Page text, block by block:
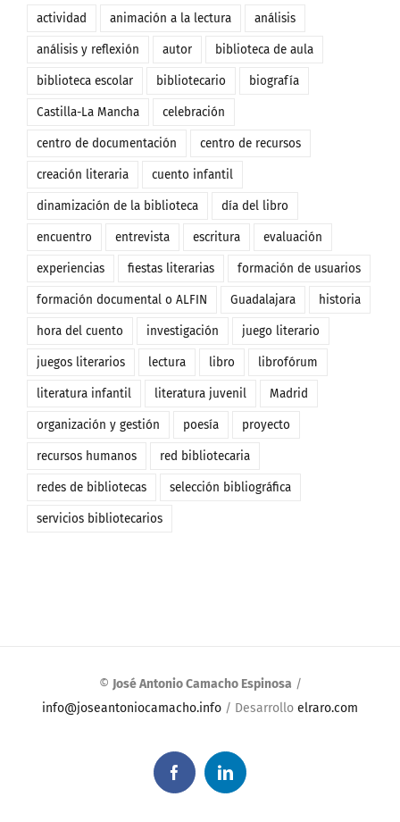
actividad animación a la lectura análisis
análisis y reflexión autor biblioteca de aula
biblioteca escolar bibliotecario biografía
Castilla-La Mancha celebración
centro de documentación centro de recursos
creación literaria cuento infantil
dinamización de la biblioteca día del libro
encuentro entrevista escritura evaluación
experiencias fiestas literarias formación de usuarios
formación documental o ALFIN Guadalajara historia
hora del cuento investigación juego literario
juegos literarios lectura libro librofórum
literatura infantil literatura juvenil Madrid
organización y gestión poesía proyecto
recursos humanos red bibliotecaria
redes de bibliotecas selección bibliográfica
servicios bibliotecarios
© José Antonio Camacho Espinosa /
info@joseantoniocamacho.info / Desarrollo elraro.com
FacebookLinkedIn